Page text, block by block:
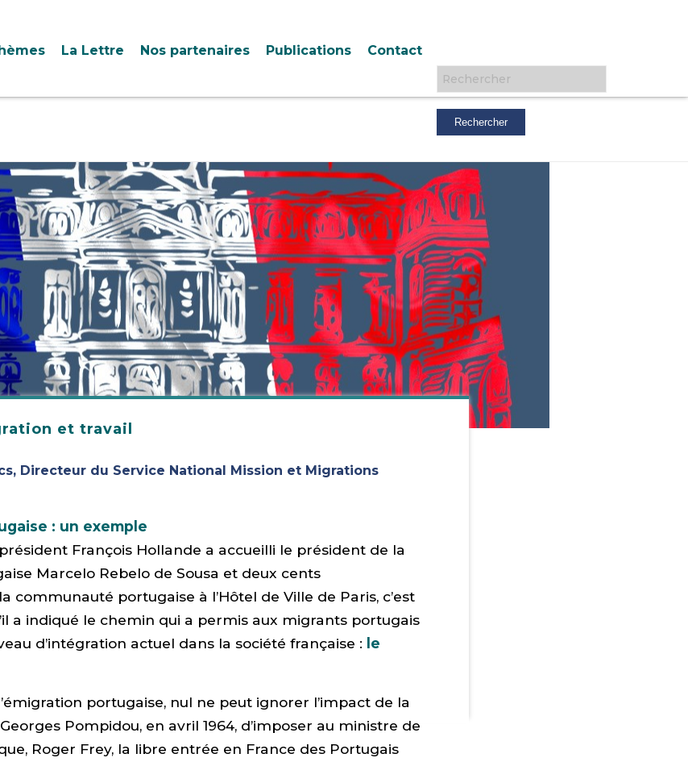
La Lettre Nos partenaires Publications Contact
Rechercher :
et travail
Directeur du Service National Mission et Migrations
: un exemple
président François Hollande a accueilli le président de la
Marcelo Rebelo de Sousa et deux cents
communauté portugaise à l’Hôtel de Ville de Paris, c’est
a indiqué le chemin qui a permis aux migrants portugais
d’intégration actuel dans la société française : le
portugaise, nul ne peut ignorer l’impact de la
Pompidou, en avril 1964, d’imposer au ministre de
Roger Frey, la libre entrée en France des Portugais